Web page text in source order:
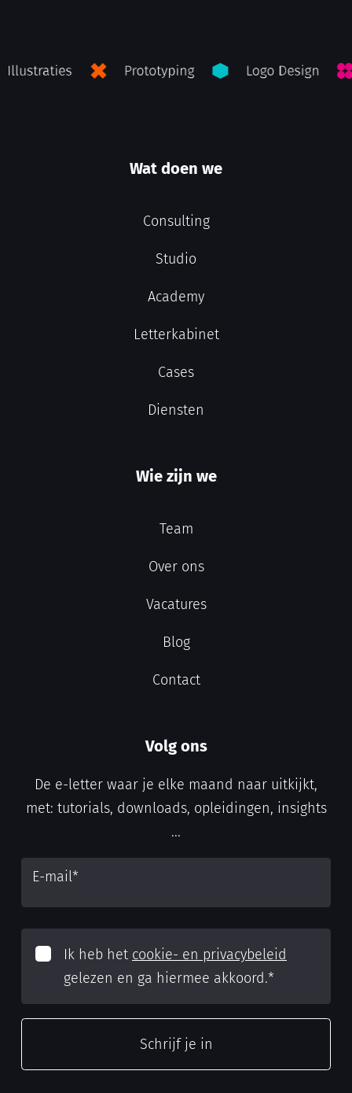
Wat doen we
Consulting
Studio
Academy
Letterkabinet
Cases
Diensten
Wie zijn we
Team
Over ons
Vacatures
Blog
Contact
Volg ons
De e-letter waar je elke maand naar uitkijkt,
met: tutorials, downloads, opleidingen, insights
...
E-mail*
Ik heb het cookie- en privacybeleid
gelezen en ga hiermee akkoord.*